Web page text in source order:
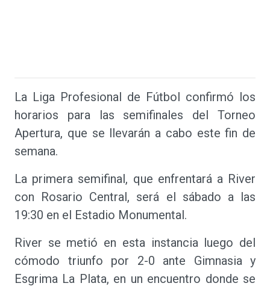
La Liga Profesional de Fútbol confirmó los
horarios para las semifinales del Torneo
Apertura, que se llevarán a cabo este fin de
semana.
La primera semifinal, que enfrentará a River
con Rosario Central, será el sábado a las
19:30 en el Estadio Monumental.
River se metió en esta instancia luego del
cómodo triunfo por 2-0 ante Gimnasia y
Esgrima La Plata, en un encuentro donde se